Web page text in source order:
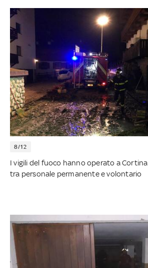
8/12
I vigili del fuoco hanno operato a
tra personale permanente e volontario